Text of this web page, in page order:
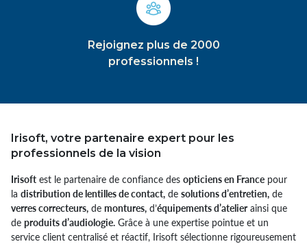
Rejoignez plus de 2000
professionnels !
Irisoft, votre partenaire expert pour les
professionnels de la vision
Irisoft est le partenaire de confiance des opticiens en France pour
la distribution de lentilles de contact, de solutions d’entretien, de
verres correcteurs, de montures, d’équipements d’atelierainsi que
de produits d’audiologie. Grâce à une expertise pointue et un
service client centralisé et réactif, Irisoft sélectionne rigoureusement